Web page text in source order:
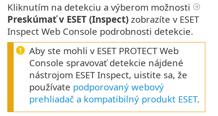
Kliknutím na detekciu a výberom možnosti
Preskúmať v ESET (Inspect) zobrazíte v ESET
Inspect Web Console podrobnosti detekcie.
Aby ste mohli v ESET PROTECT Web
Console spravovať detekcie nájdené
nástrojom ESET Inspect, uistite sa, že
používate podporovaný webový
prehliadač a kompatibilný produkt ESET.